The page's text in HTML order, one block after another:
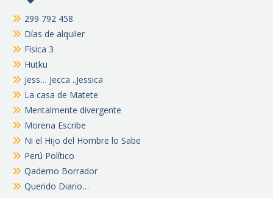
299 792 458
Días de alquiler
Física 3
Hutku
Jess… Jecca ..Jessica
La casa de Matete
Mentalmente divergente
Morena Escribe
Ni el Hijo del Hombre lo Sabe
Perú Político
Qaderno Borrador
Querido Diario…